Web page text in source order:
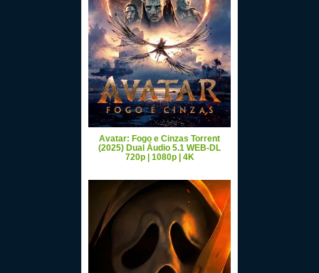
Avatar: Fogo e Cinzas Torrent
(2025) Dual Áudio 5.1 WEB-DL
720p | 1080p | 4K